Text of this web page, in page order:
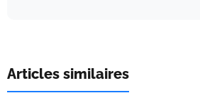
Articles similaires